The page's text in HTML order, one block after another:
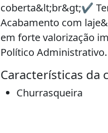
coberta&lt;br&gt;✔️
Acabamento com
em forte valorização
Político Administrativo.
Características da
Churrasqueira